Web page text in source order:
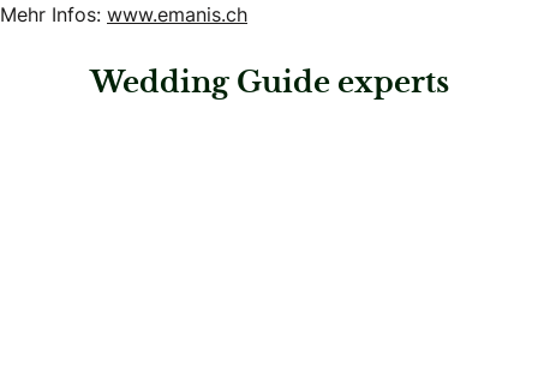
Mehr Infos: www.emanis.ch
Wedding Guide experts